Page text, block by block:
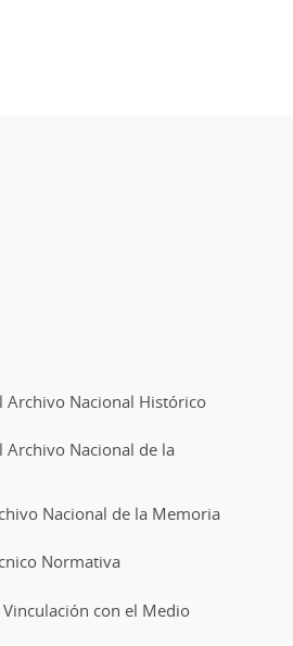
Archivo Nacional Histórico
Archivo Nacional de la
Nacional de la Memoria
Normativa
con el Medio